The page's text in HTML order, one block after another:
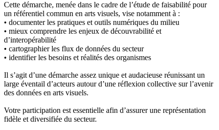
Cette démarche, menée dans le cadre de l’étude de faisabilité pour
un référentiel commun en arts visuels, vise notamment à :
• documenter les pratiques et outils numériques du milieu
• mieux comprendre les enjeux de découvrabilité et
d’interopérabilité
• cartographier les flux de données du secteur
• identifier les besoins et réalités des organismes
Il s’agit d’une démarche assez unique et audacieuse réunissant un
large éventail d’acteurs autour d’une réflexion collective sur l’avenir
des données en arts visuels.
Votre participation est essentielle afin d’assurer une représentation
fidèle et diversifiée du secteur.